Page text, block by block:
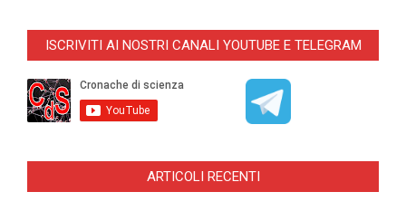
05-
ISCRIVITI AI NOSTRI CANALI YOUTUBE E TELEGRAM
ARTICOLI RECENTI